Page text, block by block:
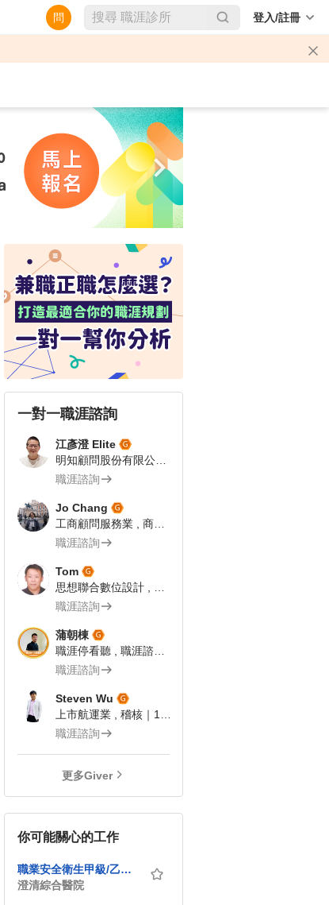
問 登入/註冊
一對一職涯諮詢
江彥澄 Elite
職涯諮詢
Jo Chang
職涯諮詢
Tom
職涯諮詢
蒲朝棟
職涯諮詢
Steven Wu
職涯諮詢
更多Giver
你可能關心的工作
職業安全衛生甲級/乙級管理師(平等)
澄清綜合醫院